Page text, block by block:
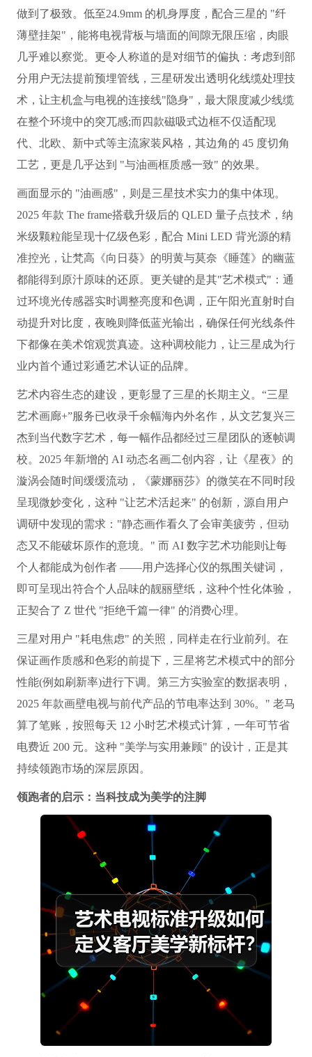
做到了极致。低至24.9mm 的机身厚度，配合三星的 "纤
薄壁挂架"，能将电视背板与墙面的间隙无限压缩，肉眼
几乎难以察觉。更令人称道的是对细节的偏执：考虑到部
分用户无法提前预埋管线，三星研发出透明化线缆处理技
术，让主机盒与电视的连接线"隐身"，最大限度减少线缆
在整个环境中的突兀感;而四款磁吸式边框不仅适配现
代、北欧、新中式等主流家装风格，其边角的 45 度切角
工艺，更是几乎达到 "与油画框质感一致" 的效果。
画面显示的 "油画感"，则是三星技术实力的集中体现。
2025 年款 The frame搭载升级后的 QLED 量子点技术，纳
米级颗粒能呈现十亿级色彩，配合 Mini LED 背光源的精
准控光，让梵高《向日葵》的明黄与莫奈《睡莲》的幽蓝
都能得到原汁原味的还原。更关键的是其"艺术模式"：通
过环境光传感器实时调整亮度和色调，正午阳光直射时自
动提升对比度，夜晚则降低蓝光输出，确保任何光线条件
下都像在美术馆观赏真迹。这种调校能力，让三星成为行
业内首个通过彩通艺术认证的品牌。
艺术内容生态的建设，更彰显了三星的长期主义。“三星
艺术画廊+”服务已收录千余幅海内外名作，从文艺复兴三
杰到当代数字艺术，每一幅作品都经过三星团队的逐帧调
校。2025 年新增的 AI 动态名画二创内容，让《星夜》的
漩涡会随时间缓缓流动，《蒙娜丽莎》的微笑在不同时段
呈现微妙变化，这种 "让艺术活起来" 的创新，源自用户
调研中发现的需求："静态画作看久了会审美疲劳，但动
态又不能破坏原作的意境。" 而 AI 数字艺术功能则让每
个人都能成为创作者 ——用户选择心仪的氛围关键词，
即可呈现出符合个人品味的靓丽壁纸，这种个性化体验，
正契合了 Z 世代 "拒绝千篇一律" 的消费心理。
三星对用户 "耗电焦虑" 的关照，同样走在行业前列。在
保证画作质感和色彩的前提下，三星将艺术模式中的部分
性能(例如刷新率)进行下调。第三方实验室的数据表明，
2025 年款画壁电视与前代产品的节电率达到 30%。" 老马
算了笔账，按照每天 12 小时艺术模式计算，一年可节省
电费近 200 元。这种 "美学与实用兼顾" 的设计，正是其
持续领跑市场的深层原因。
领跑者的启示：当科技成为美学的注脚